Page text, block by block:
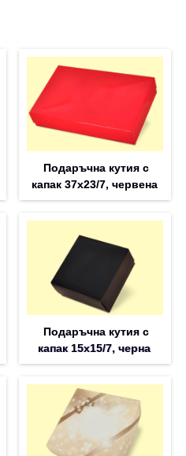
Подаръчна кутия с
капак 37x23/7, червена
Подаръчна кутия с
капак 15x15/7, черна